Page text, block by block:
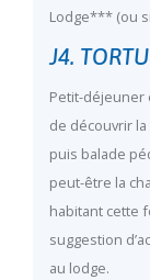
Lodge*** (ou
J4.
Petit-déjeuner
de découvrir
puis balade
peut-être la
habitant cette
suggestion
au lodge.